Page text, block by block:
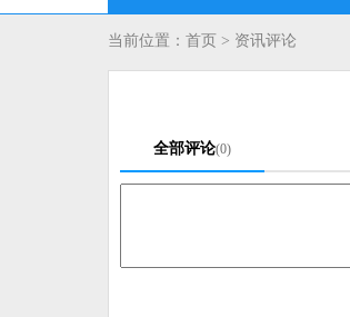
当前位置： 首页 > 资讯评论
全部评论(0)